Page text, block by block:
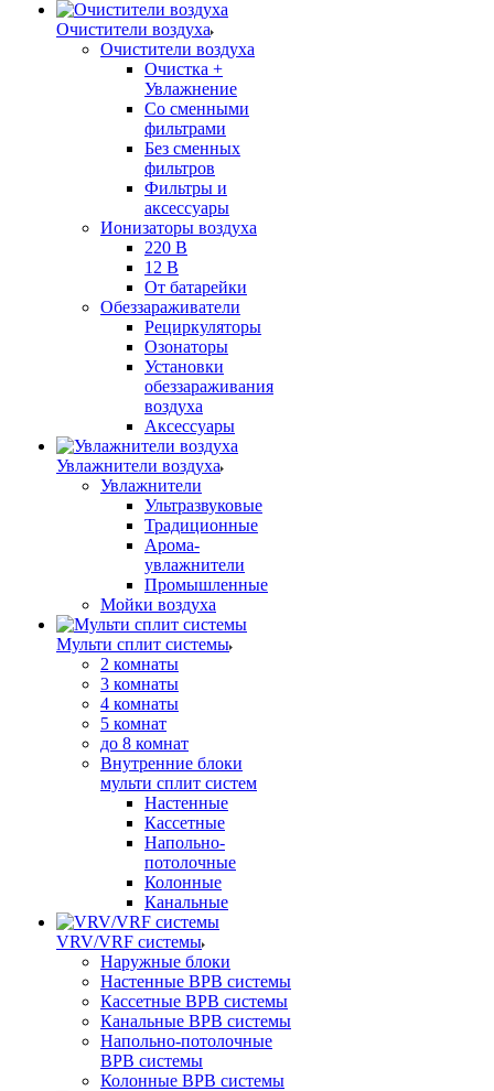
Очистители воздуха
Очистители воздуха
Очистка +
Увлажнение
Cо сменными
фильтрами
Без сменных
фильтров
Фильтры и
аксессуары
Ионизаторы воздуха
220 В
12 В
От батарейки
Обеззараживатели
Рециркуляторы
Озонаторы
Установки
обеззараживания
воздуха
Аксессуары
Увлажнители воздуха
Увлажнители
Ультразвуковые
Традиционные
Арома-
увлажнители
Промышленные
Мойки воздуха
Мульти сплит системы
2 комнаты
3 комнаты
4 комнаты
5 комнат
до 8 комнат
Внутренние блоки
мульти сплит систем
Настенные
Кассетные
Напольно-
потолочные
Колонные
Канальные
VRV/VRF системы
Наружные блоки
Настенные ВРВ системы
Кассетные ВРВ системы
Канальные ВРВ системы
Напольно-потолочные
ВРВ системы
Колонные ВРВ системы